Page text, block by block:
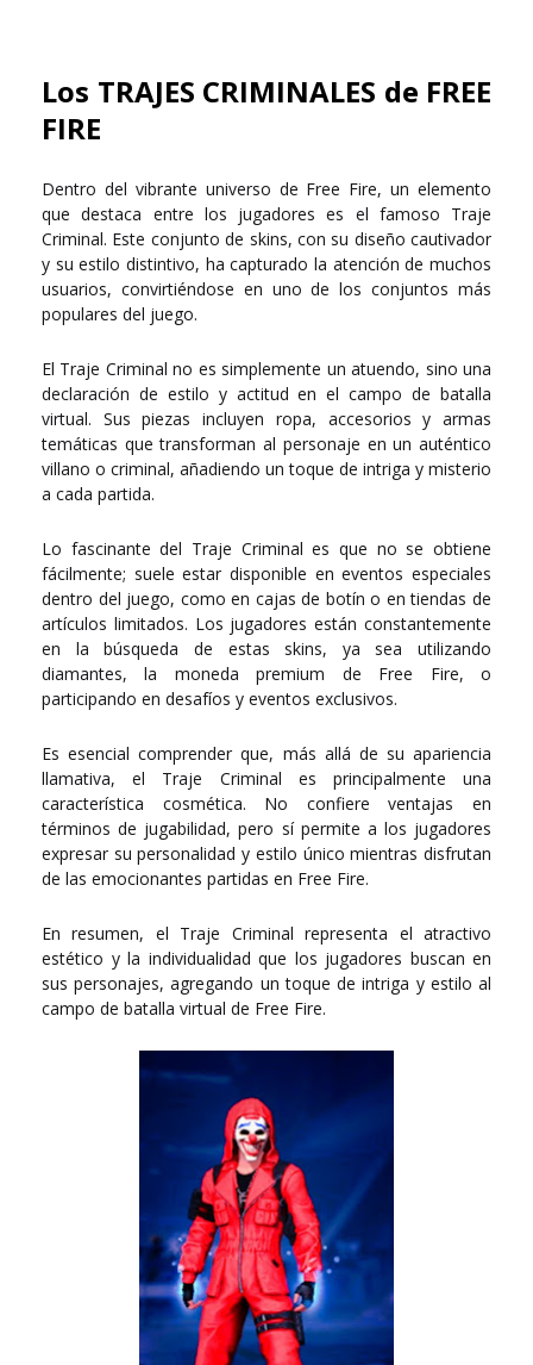
Los TRAJES CRIMINALES de FREE
FIRE
Dentro del vibrante universo de Free Fire, un elemento
que destaca entre los jugadores es el famoso Traje
Criminal. Este conjunto de skins, con su diseño cautivador
y su estilo distintivo, ha capturado la atención de muchos
usuarios, convirtiéndose en uno de los conjuntos más
populares del juego.
El Traje Criminal no es simplemente un atuendo, sino una
declaración de estilo y actitud en el campo de batalla
virtual. Sus piezas incluyen ropa, accesorios y armas
temáticas que transforman al personaje en un auténtico
villano o criminal, añadiendo un toque de intriga y misterio
a cada partida.
Lo fascinante del Traje Criminal es que no se obtiene
fácilmente; suele estar disponible en eventos especiales
dentro del juego, como en cajas de botín o en tiendas de
artículos limitados. Los jugadores están constantemente
en la búsqueda de estas skins, ya sea utilizando
diamantes, la moneda premium de Free Fire, o
participando en desafíos y eventos exclusivos.
Es esencial comprender que, más allá de su apariencia
llamativa, el Traje Criminal es principalmente una
característica cosmética. No confiere ventajas en
términos de jugabilidad, pero sí permite a los jugadores
expresar su personalidad y estilo único mientras disfrutan
de las emocionantes partidas en Free Fire.
En resumen, el Traje Criminal representa el atractivo
estético y la individualidad que los jugadores buscan en
sus personajes, agregando un toque de intriga y estilo al
campo de batalla virtual de Free Fire.